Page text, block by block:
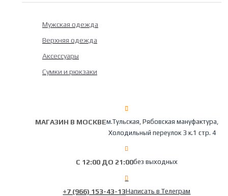
Мужская одежда
Верхняя одежда
Аксессуары
Сумки и рюкзаки
МАГАЗИН В МОСКВЕм.Тульская, Рябовская мануфактура,
Холодильный переулок 3 к.1 стр. 4
С 12:00 ДО 21:00без выходных
+7 (966) 153-43-13Написать в Телеграм